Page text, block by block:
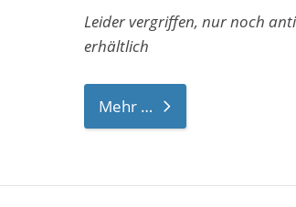
Leider vergriffen, nur noch
erhältlich
Mehr …